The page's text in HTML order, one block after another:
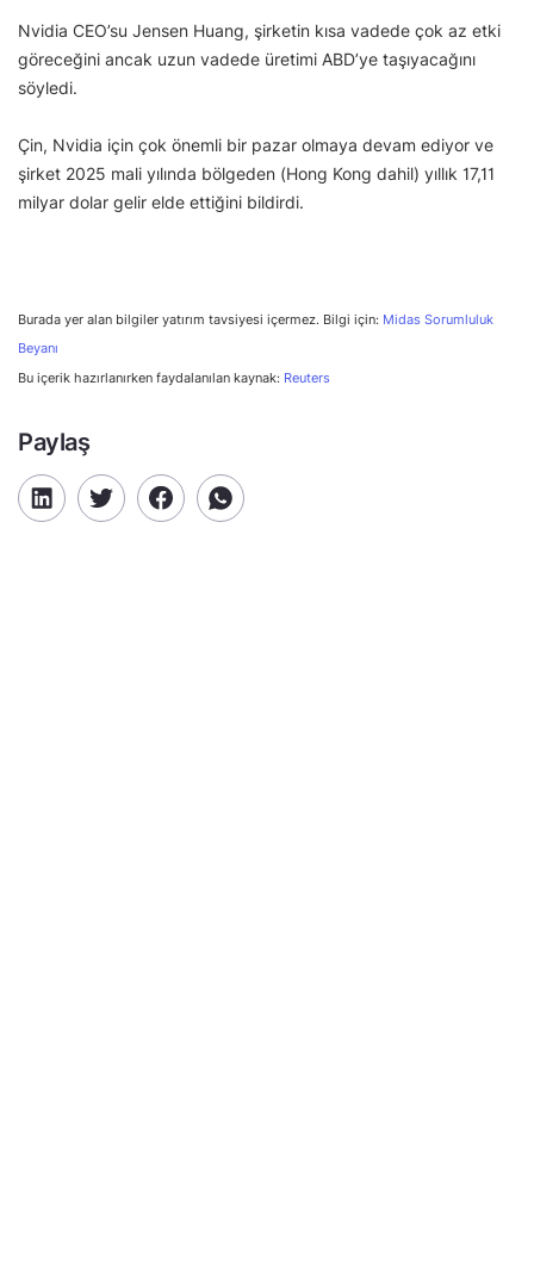
Nvidia CEO’su Jensen Huang, şirketin kısa vadede çok az etki
göreceğini ancak uzun vadede üretimi ABD’ye taşıyacağını
söyledi.
Çin, Nvidia için çok önemli bir pazar olmaya devam ediyor ve
şirket 2025 mali yılında bölgeden (Hong Kong dahil) yıllık 17,11
milyar dolar gelir elde ettiğini bildirdi.
Burada yer alan bilgiler yatırım tavsiyesi içermez. Bilgi için: Midas Sorumluluk
Beyanı
Bu içerik hazırlanırken faydalanılan kaynak: Reuters
Paylaş